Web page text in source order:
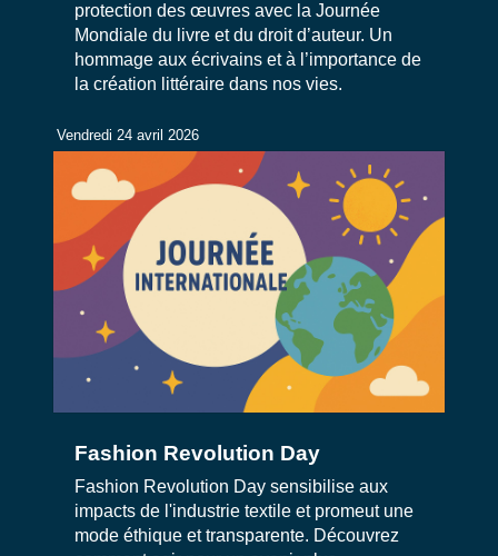
protection des œuvres avec la Journée
Mondiale du livre et du droit d’auteur. Un
hommage aux écrivains et à l’importance de
la création littéraire dans nos vies.
Vendredi 24 avril 2026
Fashion Revolution Day
Fashion Revolution Day sensibilise aux
impacts de l'industrie textile et promeut une
mode éthique et transparente. Découvrez